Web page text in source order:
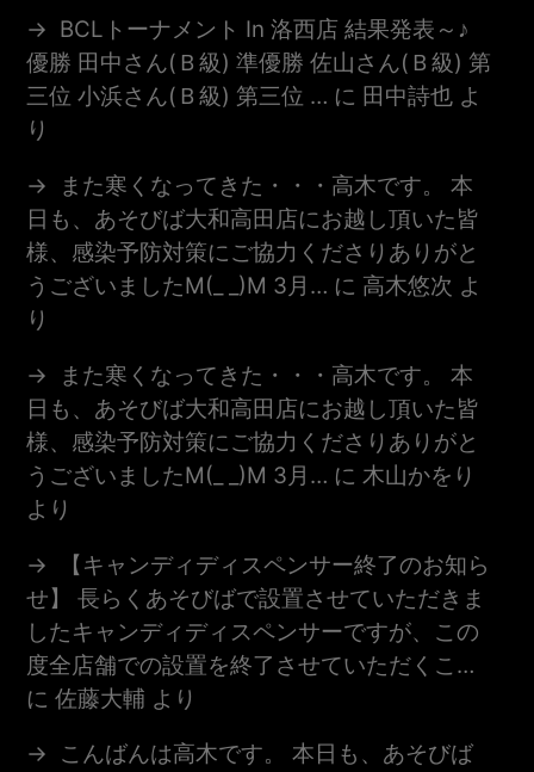
BCLトーナメント In 洛西店 結果発表～♪
優勝 田中さん(Ｂ級) 準優勝 佐山さん(Ｂ級) 第
三位 小浜さん(Ｂ級) 第三位 … に 田中詩也 よ
り
また寒くなってきた・・・高木です。 本
日も、あそびば大和高田店にお越し頂いた皆
様、感染予防対策にご協力くださりありがと
うございましたm(_ _)m 3月… に 高木悠次 よ
り
また寒くなってきた・・・高木です。 本
日も、あそびば大和高田店にお越し頂いた皆
様、感染予防対策にご協力くださりありがと
うございましたm(_ _)m 3月… に木山かをり
より
【キャンディディスペンサー終了のお知ら
せ】 長らくあそびばで設置させていただきま
したキャンディディスペンサーですが、この
度全店舗での設置を終了させていただくこ…
に佐藤大輔 より
こんばんは高木です。 本日も、あそびば